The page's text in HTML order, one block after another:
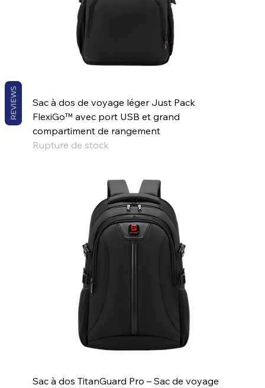
Sac à dos de voyage léger Just Pack
FlexiGo™ avec port USB et grand
compartiment de rangement
Rupture de stock
Sac à dos TitanGuard Pro – Sac de voyage
REVIEWS